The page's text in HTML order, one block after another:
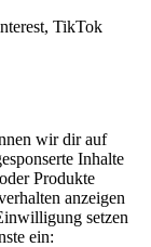
TikTok
wir dir auf
Inhalte
Produkte
anzeigen
setzen
ein: